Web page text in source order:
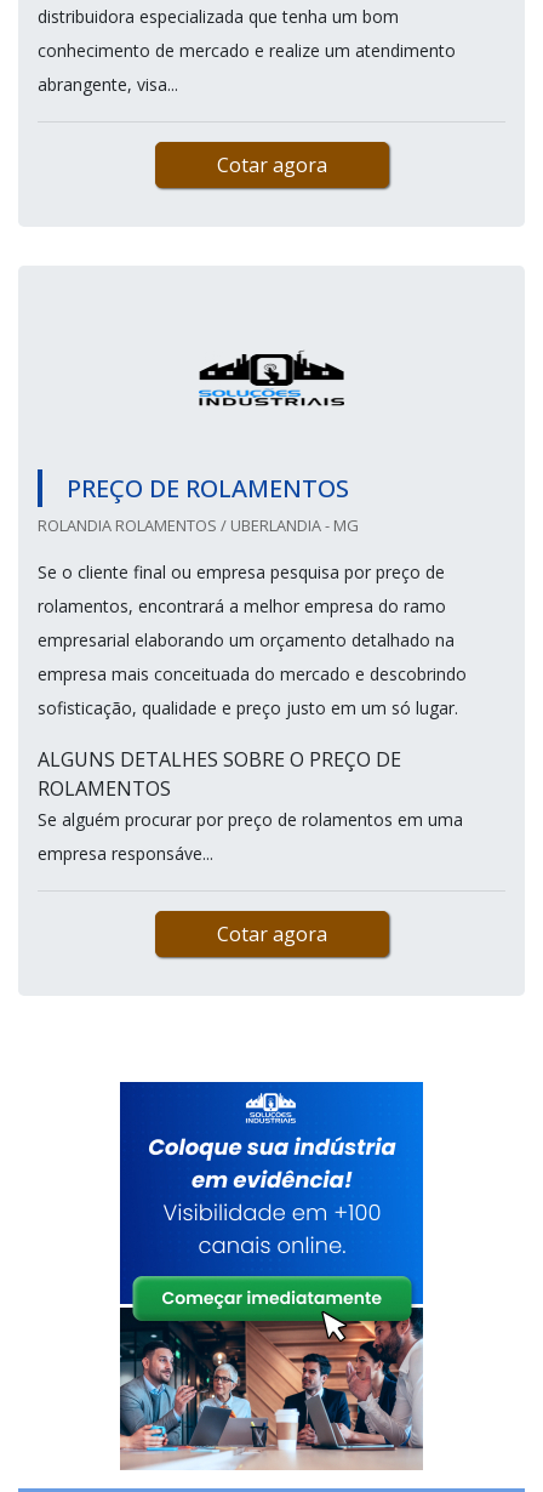
distribuidora especializada que tenha um bom
conhecimento de mercado e realize um atendimento
abrangente, visa...
Cotar agora
PREÇO DE ROLAMENTOS
ROLANDIA ROLAMENTOS / UBERLANDIA - MG
Se o cliente final ou empresa pesquisa por preço de
rolamentos, encontrará a melhor empresa do ramo
empresarial elaborando um orçamento detalhado na
empresa mais conceituada do mercado e descobrindo
sofisticação, qualidade e preço justo em um só lugar.
ALGUNS DETALHES SOBRE O PREÇO DE
ROLAMENTOS
Se alguém procurar por preço de rolamentos em uma
empresa responsáve...
Cotar agora